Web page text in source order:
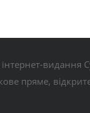
інтернет-
пряме,